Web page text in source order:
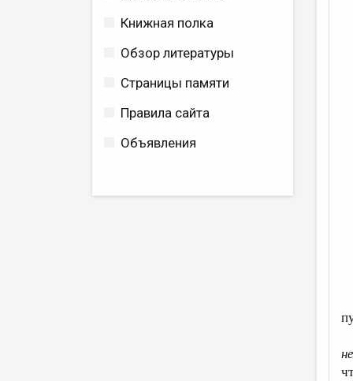
Книжная полка
Обзор литературы
Страницы памяти
Правила сайта
Объявления